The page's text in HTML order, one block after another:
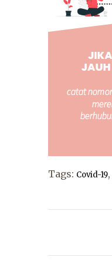
Tags: Covid-19,